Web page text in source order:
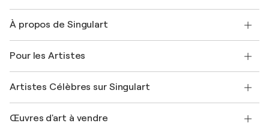
Expédition
Offrir une carte cadeau
Rejoignez notre programme commercial
Mon compte
+33 1 76 44 06 42
À propos de Singulart
FAQ
Magazine Singulart
Emplois
Découvrez une sélection d'art original
Pour les Artistes
Se connecter en tant qu'Artiste
Artistes Célèbres sur Singulart
Marc Chagall
Œuvres d'art à vendre